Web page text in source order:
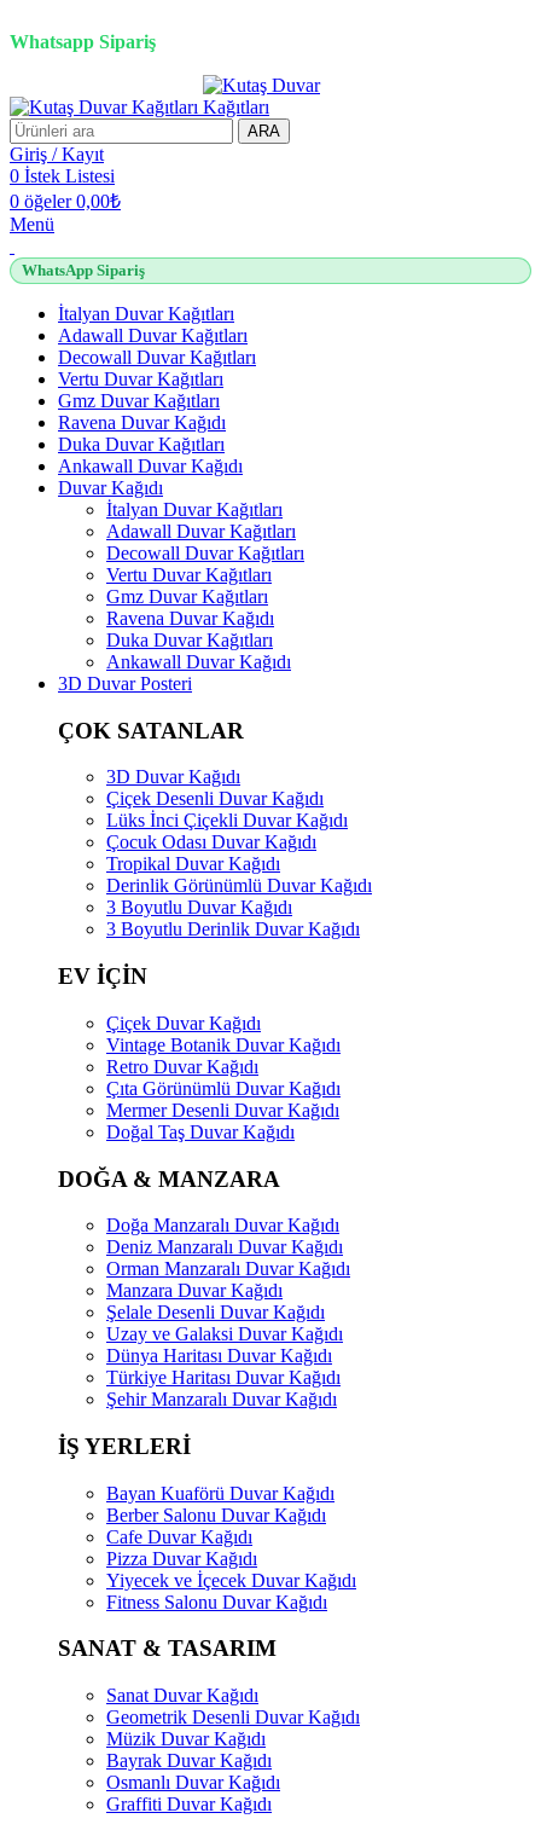
Whatsapp Sipariş
ARA
Giriş / Kayıt
0 İstek Listesi
0 öğeler 0,00₺
Menü
WhatsApp Sipariş
İtalyan Duvar Kağıtları
Adawall Duvar Kağıtları
Decowall Duvar Kağıtları
Vertu Duvar Kağıtları
Gmz Duvar Kağıtları
Ravena Duvar Kağıdı
Duka Duvar Kağıtları
Ankawall Duvar Kağıdı
Duvar Kağıdı
İtalyan Duvar Kağıtları
Adawall Duvar Kağıtları
Decowall Duvar Kağıtları
Vertu Duvar Kağıtları
Gmz Duvar Kağıtları
Ravena Duvar Kağıdı
Duka Duvar Kağıtları
Ankawall Duvar Kağıdı
3D Duvar Posteri
ÇOK SATANLAR
3D Duvar Kağıdı
Çiçek Desenli Duvar Kağıdı
Lüks İnci Çiçekli Duvar Kağıdı
Çocuk Odası Duvar Kağıdı
Tropikal Duvar Kağıdı
Derinlik Görünümlü Duvar Kağıdı
3 Boyutlu Duvar Kağıdı
3 Boyutlu Derinlik Duvar Kağıdı
EV İÇİN
Çiçek Duvar Kağıdı
Vintage Botanik Duvar Kağıdı
Retro Duvar Kağıdı
Çıta Görünümlü Duvar Kağıdı
Mermer Desenli Duvar Kağıdı
Doğal Taş Duvar Kağıdı
DOĞA & MANZARA
Doğa Manzaralı Duvar Kağıdı
Deniz Manzaralı Duvar Kağıdı
Orman Manzaralı Duvar Kağıdı
Manzara Duvar Kağıdı
Şelale Desenli Duvar Kağıdı
Uzay ve Galaksi Duvar Kağıdı
Dünya Haritası Duvar Kağıdı
Türkiye Haritası Duvar Kağıdı
Şehir Manzaralı Duvar Kağıdı
İŞ YERLERİ
Bayan Kuaförü Duvar Kağıdı
Berber Salonu Duvar Kağıdı
Cafe Duvar Kağıdı
Pizza Duvar Kağıdı
Yiyecek ve İçecek Duvar Kağıdı
Fitness Salonu Duvar Kağıdı
SANAT & TASARIM
Sanat Duvar Kağıdı
Geometrik Desenli Duvar Kağıdı
Müzik Duvar Kağıdı
Bayrak Duvar Kağıdı
Osmanlı Duvar Kağıdı
Graffiti Duvar Kağıdı